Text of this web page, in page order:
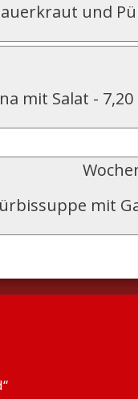
und
mit Salat - 7,20
mit